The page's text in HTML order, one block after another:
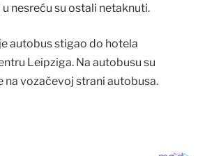
nesreću su ostali netaknuti.
autobus stigao do hotela
Leipziga. Na autobusu su
vozačevoj strani autobusa.